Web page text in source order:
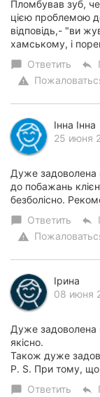
Пломбував зуб,
цією проблемою
відповідь,- "ви
хамському, і
chat_bubble Ответить reply
warning
Інна Інна
25 июня
Дуже задоволена
до побажань
безболісно.
chat_bubble Ответить reply
warning
Ірина
08 июня
Дуже задоволена
якісно.
Також дуже
P. S. При тому, що
chat_bubble Ответить reply